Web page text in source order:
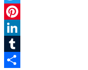
Twitter
Pinterest
LinkedIn
Tumblr